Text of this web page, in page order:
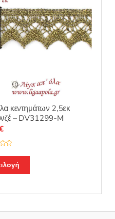
κεντημάτων 2,5εκ
– DV31299-M